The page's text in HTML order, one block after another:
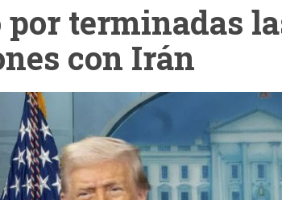
terminadas
con Irán